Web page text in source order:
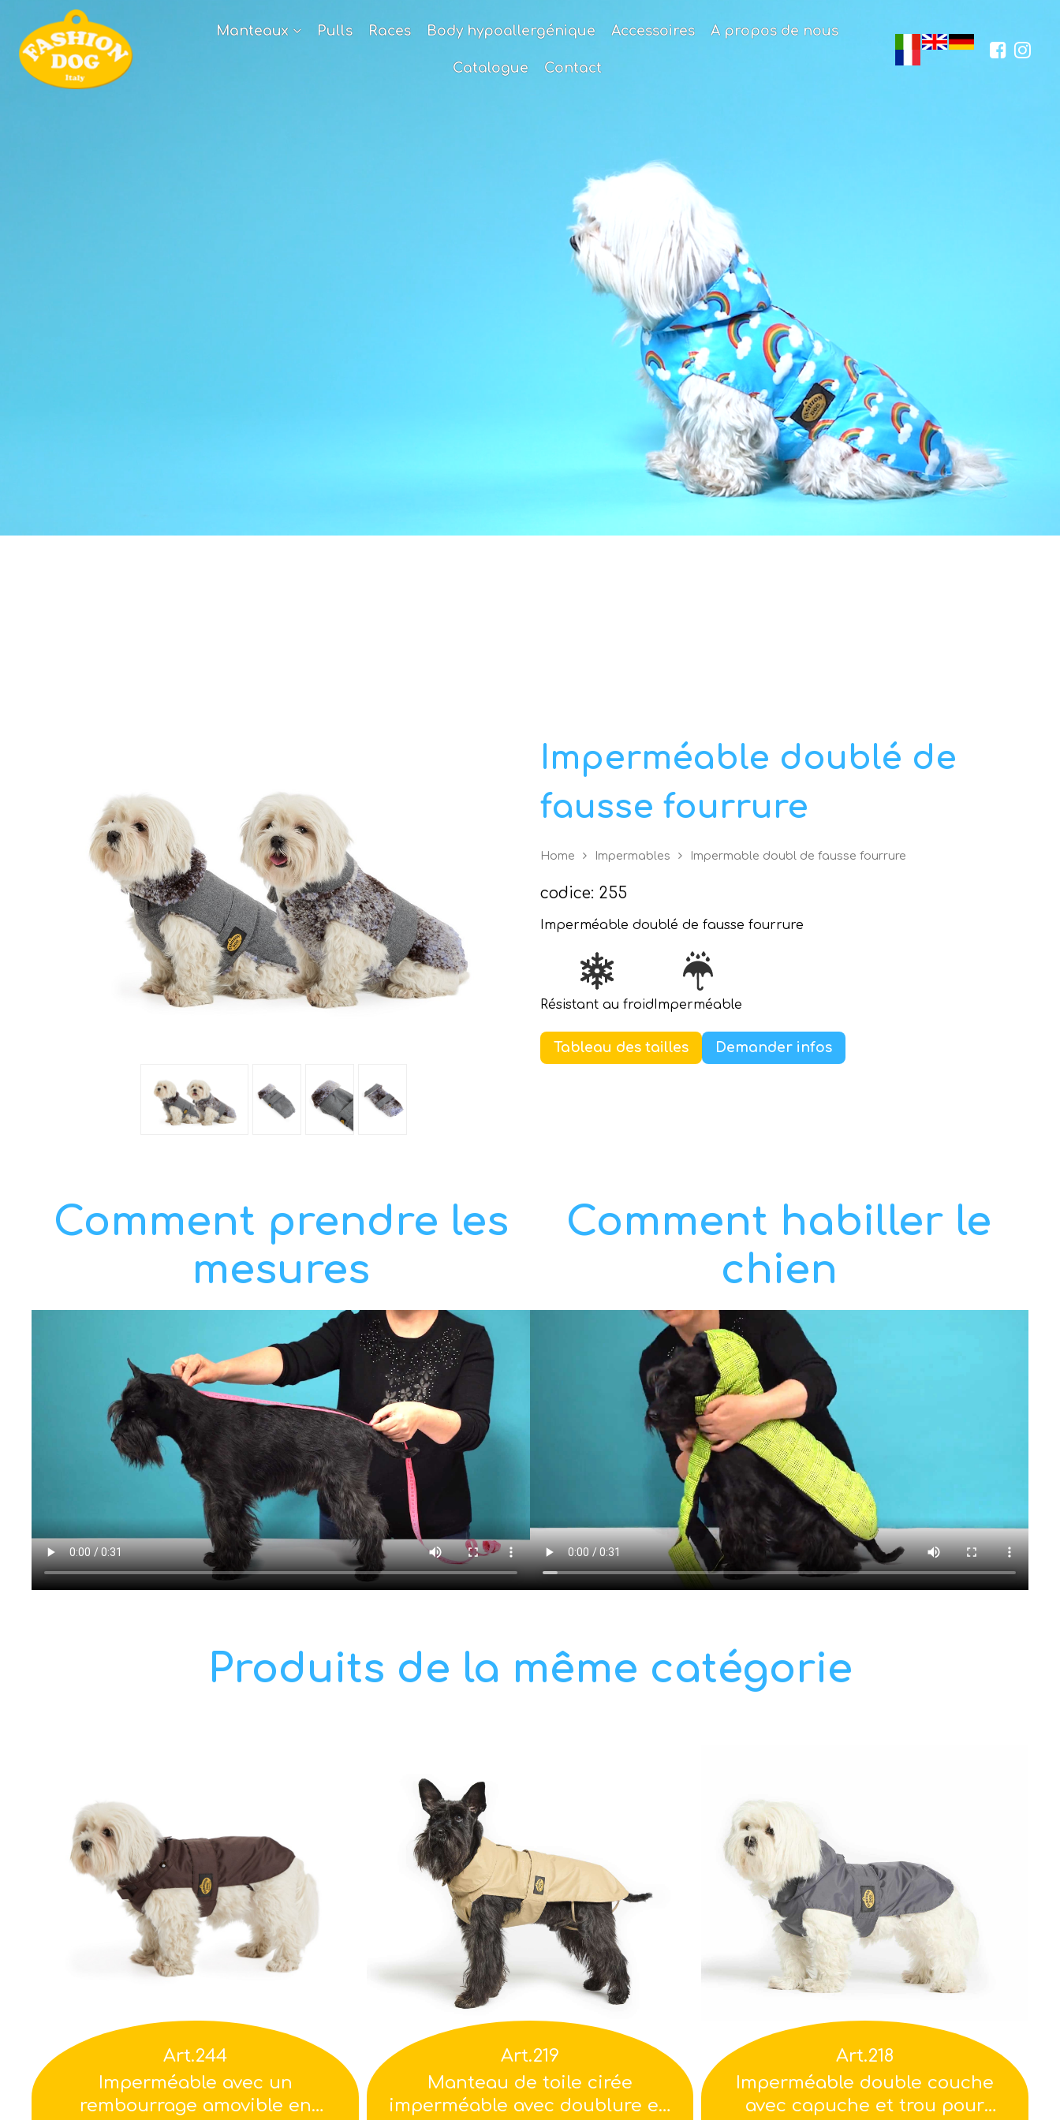
Manteaux Pulls Races Body hypoallergénique Accessoires A propos de nous
Catalogue Contact
Imperméable doublé de
fausse fourrure
Home Impermables Impermable doubl de fausse fourrure
codice: 255
Imperméable doublé de fausse fourrure
Résistant au froidImperméable
Tableau des tailles Demander infos
Comment prendre les
mesures
Comment habiller le
chien
Produits de la même catégorie
Art.244
Imperméable avec un
rembourrage amovible en
Art.219
Manteau de toile cirée
imperméable avec doublure en
Art.218
Imperméable double couche
avec capuche et trou pour